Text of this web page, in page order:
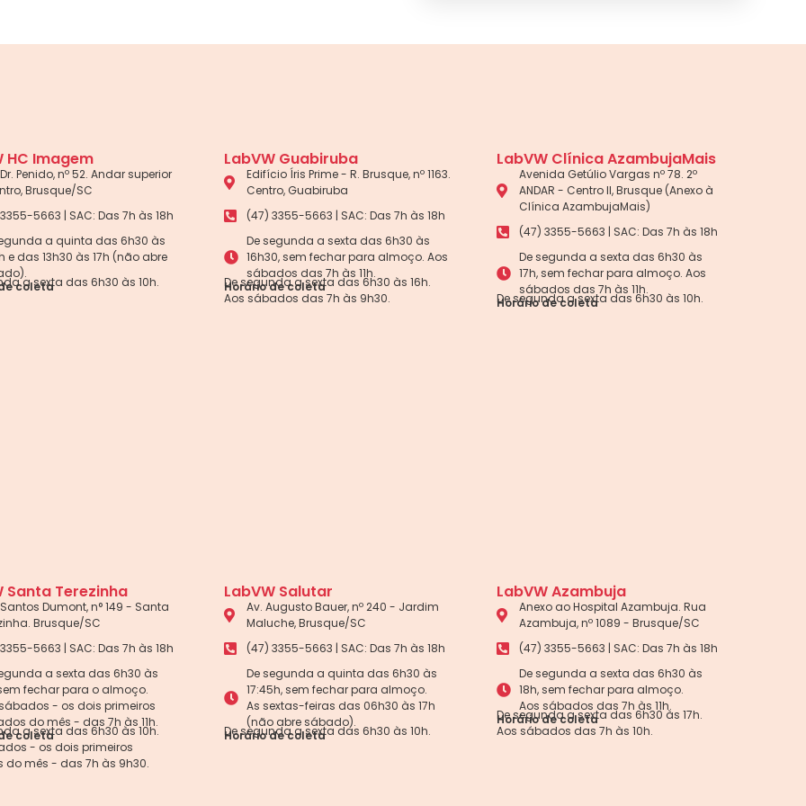
HC Imagem
Penido, nº 52. Andar superior
Brusque/SC
5663 | SAC: Das 7h às 18h
a quinta das 6h30 às
e das 13h30 às 17h (não abre
coleta
a sexta das 6h30 às 10h.
LabVW Guabiruba
Edifício Íris Prime - R. Brusque, nº 1163.
Centro, Guabiruba
(47) 3355-5663 | SAC: Das 7h às 18h
De segunda a sexta das 6h30 às
16h30, sem fechar para almoço. Aos
sábados das 7h às 11h.
Horário de coleta
De segunda a sexta das 6h30 às 16h.
Aos sábados das 7h às 9h30.
LabVW Clínica AzambujaMais
Avenida Getúlio Vargas nº 78. 2º
ANDAR - Centro II, Brusque (Anexo à
Clínica AzambujaMais)
(47) 3355-5663 | SAC: Das 7h às 18h
De segunda a sexta das 6h30 às
17h, sem fechar para almoço. Aos
sábados das 7h às 11h.
Horário de coleta
De segunda a sexta das 6h30 às 10h.
Santa Terezinha
Dumont, n° 149 - Santa
Brusque/SC
5663 | SAC: Das 7h às 18h
a sexta das 6h30 às
fechar para o almoço.
- os dois primeiros
do mês - das 7h às 11h.
coleta
a sexta das 6h30 às 10h.
- os dois primeiros
do mês - das 7h às 9h30.
LabVW Salutar
Av. Augusto Bauer, nº 240 - Jardim
Maluche, Brusque/SC
(47) 3355-5663 | SAC: Das 7h às 18h
De segunda a quinta das 6h30 às
17:45h, sem fechar para almoço.
As sextas-feiras das 06h30 às 17h
(não abre sábado).
Horário de coleta
De segunda a sexta das 6h30 às 10h.
LabVW Azambuja
Anexo ao Hospital Azambuja. Rua
Azambuja, nº 1089 - Brusque/SC
(47) 3355-5663 | SAC: Das 7h às 18h
De segunda a sexta das 6h30 às
18h, sem fechar para almoço.
Aos sábados das 7h às 11h.
Horário de coleta
De segunda a sexta das 6h30 às 17h.
Aos sábados das 7h às 10h.